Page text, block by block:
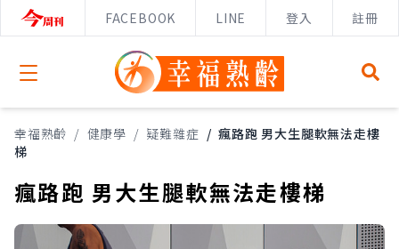
FACEBOOK LINE 登入 註冊
Open menu
幸福熟齡 / 健康學 / 疑難雜症 / 瘋路跑 男大生腿軟無法走樓
梯
瘋路跑 男大生腿軟無法走樓梯